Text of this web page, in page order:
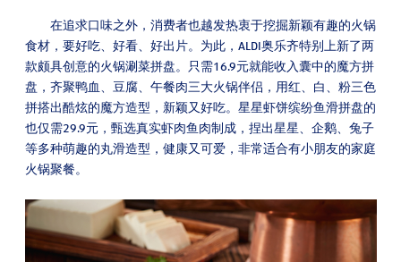
在追求口味之外，消费者也越发热衷于挖掘新颖有趣的火锅
食材，要好吃、好看、好出片。为此，ALDI奥乐齐特别上新了两
款颇具创意的火锅涮菜拼盘。只需16.9元就能收入囊中的魔方拼
盘，齐聚鸭血、豆腐、午餐肉三大火锅伴侣，用红、白、粉三色
拼搭出酷炫的魔方造型，新颖又好吃。星星虾饼缤纷鱼滑拼盘的
也仅需29.9元，甄选真实虾肉鱼肉制成，捏出星星、企鹅、兔子
等多种萌趣的丸滑造型，健康又可爱，非常适合有小朋友的家庭
火锅聚餐。